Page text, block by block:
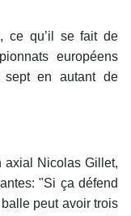
ce qu’il se fait de
européens
sept en autant de
axial Nicolas Gillet,
"Si ça défend
peut avoir trois